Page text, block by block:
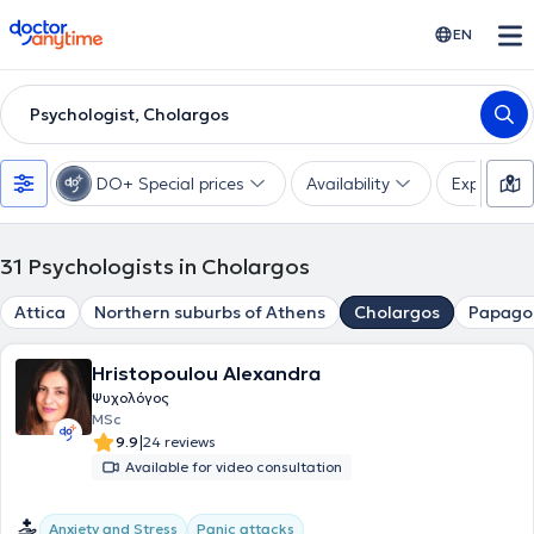
doctoranytime EN
Psychologist, Cholargos
DO+ Special prices Availability Expertise
31 Psychologists in Cholargos
Attica Northern suburbs of Athens Cholargos
Hristopoulou Alexandra
Ψυχολόγος
MSc
9.9|24 reviews
Available for video consultation
Anxiety and Stress
Panic attacks